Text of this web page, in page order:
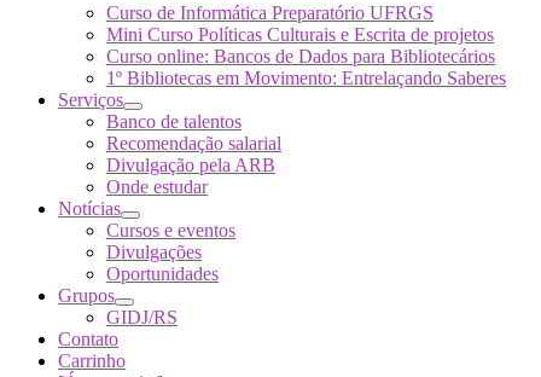
Curso de Informática Preparatório UFRGS
Mini Curso Políticas Culturais e Escrita de projetos
Curso online: Bancos de Dados para Bibliotecários
1º Bibliotecas em Movimento: Entrelaçando Saberes
Serviços
Banco de talentos
Recomendação salarial
Divulgação pela ARB
Onde estudar
Notícias
Cursos e eventos
Divulgações
Oportunidades
Grupos
GIDJ/RS
Contato
Carrinho